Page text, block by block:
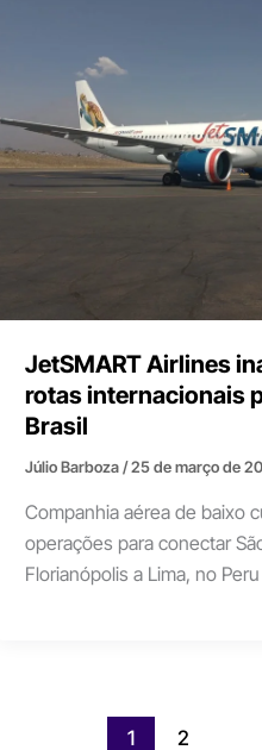
JetSMART Airlines
rotas internacionais
Brasil
Júlio Barboza/25 de março de
Companhia aérea de baixo
operações para conectar
Florianópolis a Lima, no Peru
1 2